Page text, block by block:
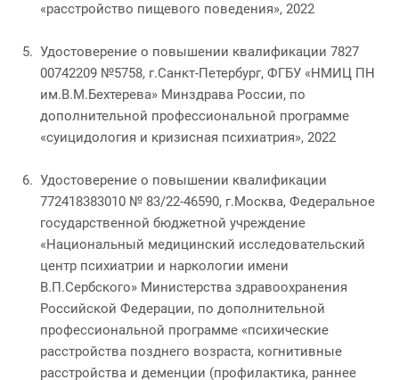
«расстройство пищевого поведения», 2022
Удостоверение о повышении квалификации 7827
00742209 №5758, г.Санкт-Петербург, ФГБУ «НМИЦ ПН
им.В.М.Бехтерева» Минздрава России, по
дополнительной профессиональной программе
«суицидология и кризисная психиатрия», 2022
Удостоверение о повышении квалификации
772418383010 № 83/22-46590, г.Москва, Федеральное
государственной бюджетной учреждение
«Национальный медицинский исследовательский
центр психиатрии и наркологии имени
В.П.Сербского» Министерства здравоохранения
Российской Федерации, по дополнительной
профессиональной программе «психические
расстройства позднего возраста, когнитивные
расстройства и деменции (профилактика, раннее